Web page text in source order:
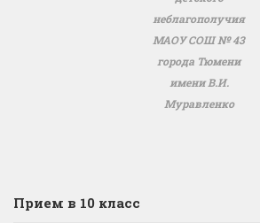
неблагополучия
МАОУ СОШ № 43
города Тюмени
имени В.И.
Муравленко
Прием в 10 класс